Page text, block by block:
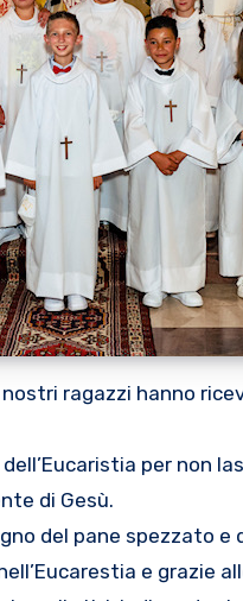
per non
di Gesù.
del pane spezzato e
e grazie